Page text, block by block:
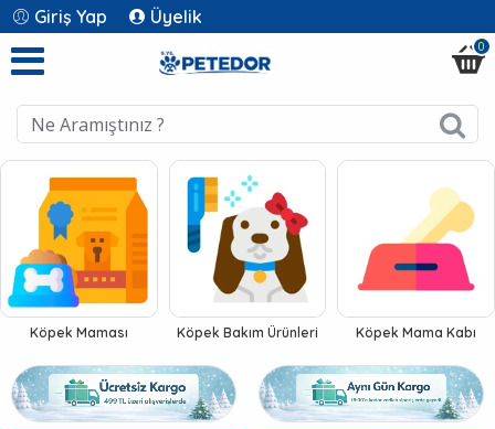
Giriş Yap Üyelik
0
Petedor
Pet
Shop
Evcil
Hayvan
Ürünleri
Köpek Maması Köpek Bakım Ürünleri Köpek Mama Kabı